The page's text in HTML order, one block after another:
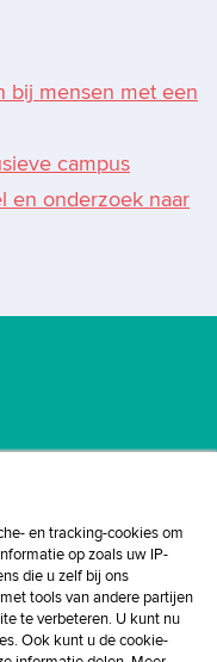
bij mensen met een
campus
en onderzoek naar
en tracking-cookies om
op zoals uw IP-
die u zelf bij ons
tools van andere partijen
te verbeteren. U kunt nu
Ook kunt u de cookie-